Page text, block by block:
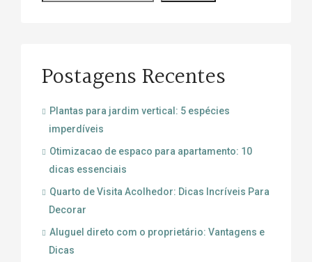
Postagens Recentes
Plantas para jardim vertical: 5 espécies
imperdíveis
Otimizacao de espaco para apartamento: 10
dicas essenciais
Quarto de Visita Acolhedor: Dicas Incríveis Para
Decorar
Aluguel direto com o proprietário: Vantagens e
Dicas